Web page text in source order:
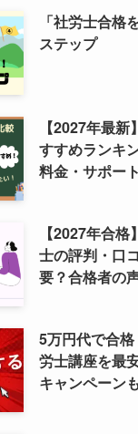
「社労士合格
ステップ
【2027年最
すすめランキ
料金・サポー
【2027年合
士の評判・口
要？合格者の
5万円代で合
労士講座を最
キャンペーン